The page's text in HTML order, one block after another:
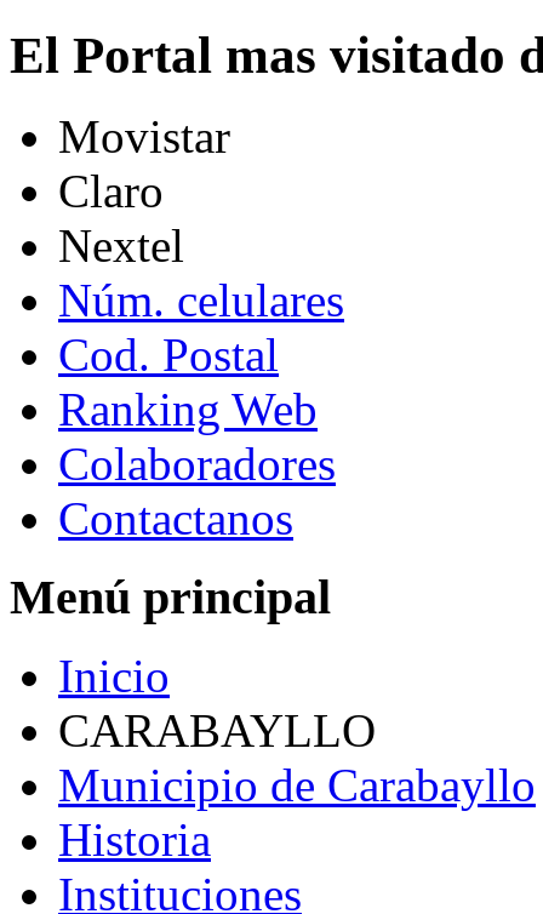
El Portal mas visitado
Movistar
Claro
Nextel
Núm. celulares
Cod. Postal
Ranking Web
Colaboradores
Contactanos
Menú principal
Inicio
CARABAYLLO
Municipio de Carabayllo
Historia
Instituciones